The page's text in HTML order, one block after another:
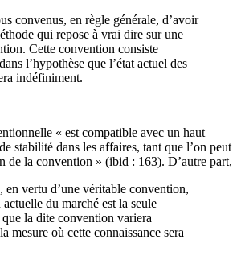
convenus, en règle générale, d’avoir
qui repose à vrai dire sur une
Cette convention consiste
l’hypothèse que l’état actuel des
indéfiniment.
« est compatible avec un haut
stabilité dans les affaires, tant que l’on peut
de la convention » (ibid : 163). D’autre part,
en vertu d’une véritable convention,
du marché est la seule
la dite convention variera
mesure où cette connaissance sera